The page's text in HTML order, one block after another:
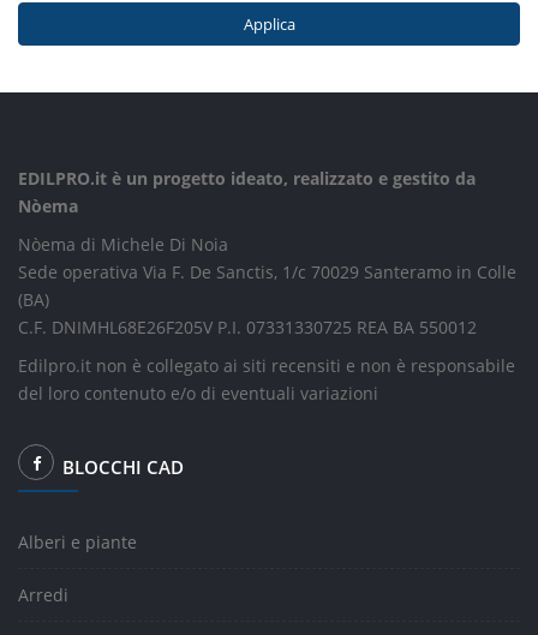
Applica
EDILPRO.it è un progetto ideato, realizzato e gestito da
Nòema
Nòema di Michele Di Noia
Sede operativa Via F. De Sanctis, 1/c 70029 Santeramo in Colle
(BA)
C.F. DNIMHL68E26F205V P.I. 07331330725 REA BA 550012
Edilpro.it non è collegato ai siti recensiti e non è responsabile
del loro contenuto e/o di eventuali variazioni
BLOCCHI CAD
Alberi e piante
Arredi